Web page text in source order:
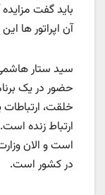
باید گفت
آن اپراتور ها
سید ستار
حضور در یک
خلقت، ارتباطات
ارتباط زنده
است و الان
در کشور است.